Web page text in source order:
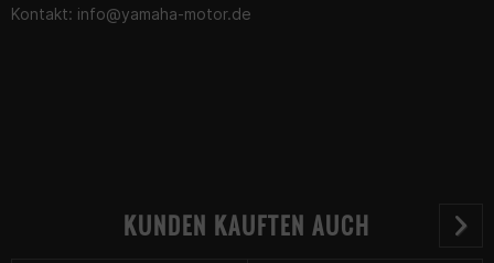
Kontakt: info@yamaha-motor.de
KUNDEN KAUFTEN AUCH